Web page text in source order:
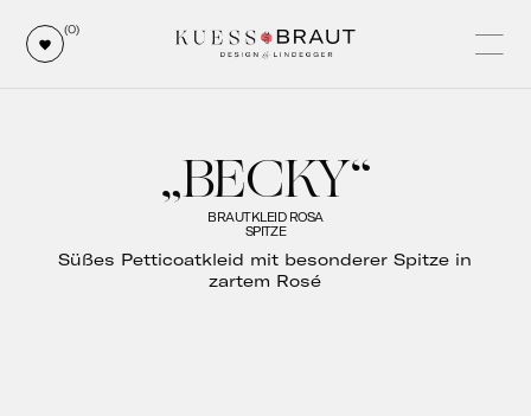
(0)
„BECKY“
BRAUTKLEID ROSA
SPITZE
Süßes Petticoatkleid mit besonderer Spitze in
zartem Rosé